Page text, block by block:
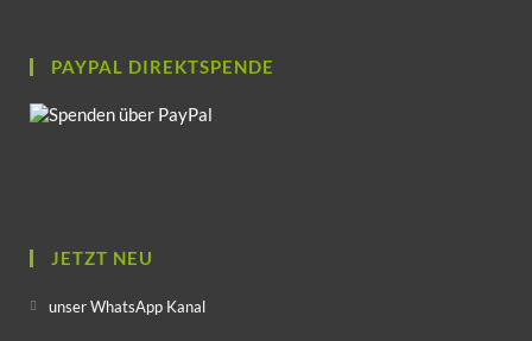
PAYPAL DIREKTSPENDE
JETZT NEU
unser WhatsApp Kanal